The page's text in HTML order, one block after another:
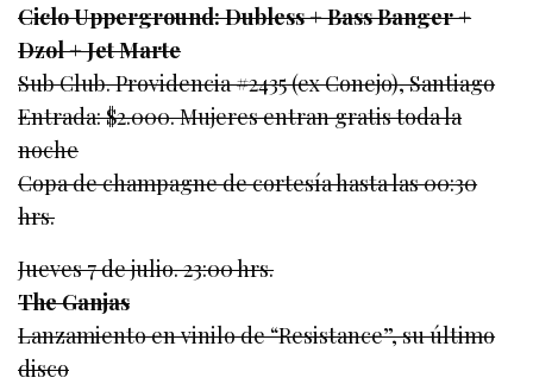
Ciclo Upperground: Dubless + Bass Banger +
Dzol + Jet Marte
Sub Club. Providencia #2435 (ex Conejo), Santiago
Entrada: $2.000. Mujeres entran gratis toda la
noche
Copa de champagne de cortesía hasta las 00:30
hrs.
Jueves 7 de julio. 23:00 hrs.
The Ganjas
Lanzamiento en vinilo de “Resistance”, su último
disco